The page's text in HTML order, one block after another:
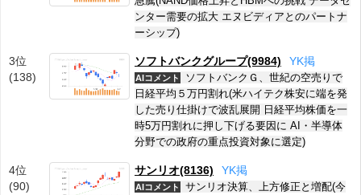
ンター需要の拡大 エヌビディアとのパートナ
ーシップ)
3位
(138)
ソフトバンクグループ(9984) YK掲
AIコメント
ソフトバンクＧ、世紀の空売りで
日経平均５万円割れ(米ハイテク株安に端を発
した売り仕掛けで波乱展開 日経平均株価を一
時5万円割れに押し下げる要因に AI・半導体
分野での政府の重点投資対象に選定)
4位
(90)
サンリオ(8136) YK掲
AIコメント
サンリオ決算、上方修正と増配(今